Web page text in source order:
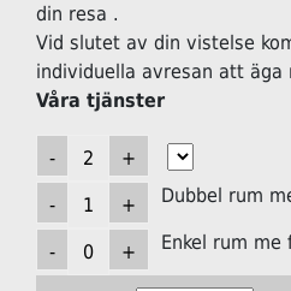
din resa .
Vid slutet av din vistelse
individuella avresan att äga
Våra tjänster
Dubbel rum
Enkel rum me